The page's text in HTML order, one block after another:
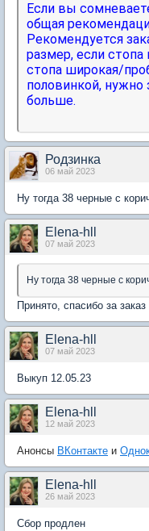
Если вы
общая
Рекомендуется
размер, если стопа
стопа широкая/
половинкой, нужно
больше.
Родзинка
06 май 2023
Ну тогда 38 черные с
Elena-hll
07 май 2023
Ну тогда 38 черные с
Принято, спасибо за заказ
Elena-hll
07 май 2023
Выкуп 12.05.23
Elena-hll
12 май 2023
Анонсы ВКонтакте и
Elena-hll
26 май 2023
Сбор продлен